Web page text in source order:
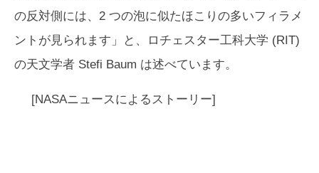
の反対側には、2 つの泡に似たほこりの多いフィラメ
ントが見られます」と、ロチェスター工科大学 (RIT)
の天文学者 Stefi Baum は述べています。
[NASAニュースによるストーリー]